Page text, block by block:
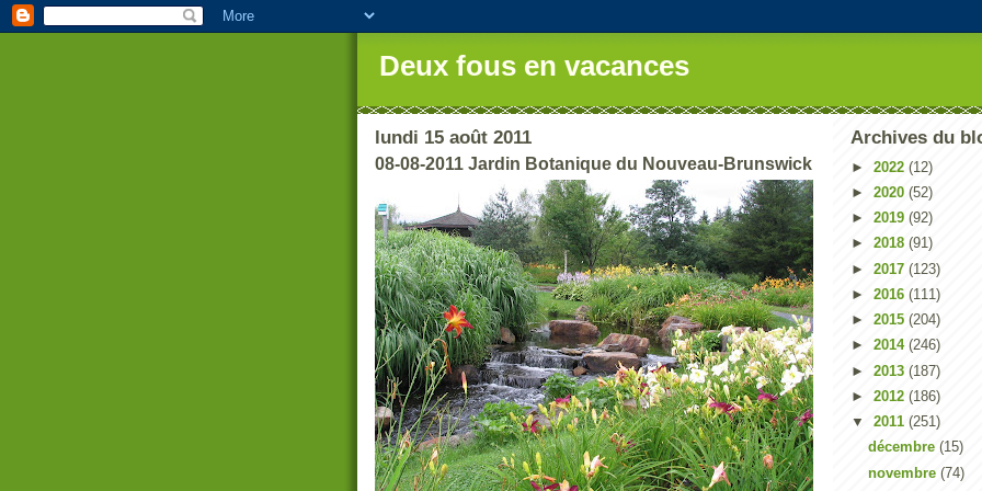
Deux fous en vacances
lundi 15 août 2011
08-08-2011 Jardin Botanique du Nouveau-Brunswick
Archives du
► 2022 (12)
► 2020 (52)
► 2019 (92)
► 2018 (91)
► 2017 (123)
► 2016 (111)
► 2015 (204)
► 2014 (246)
► 2013 (187)
► 2012 (186)
▼ 2011 (251)
décembre (15)
novembre (74)